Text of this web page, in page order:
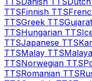
TTSFinnish TTS
TTSGreek TTS
TTSHungarian TTS
TTSJapanese TTS
TTSMalay TTS
TTSNorwegian TTS
TTSRomanian TTS